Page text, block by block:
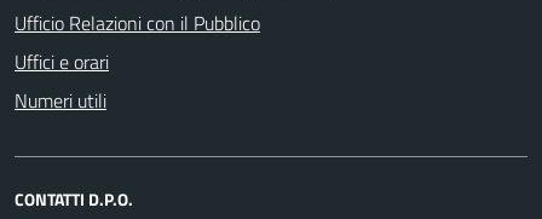
Ufficio Relazioni con il Pubblico
Uffici e orari
Numeri utili
CONTATTI D.P.O.